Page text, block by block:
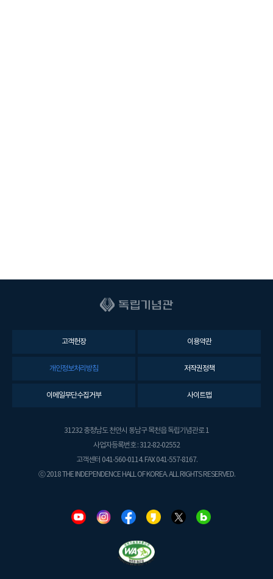
고객헌장 이용약관
개인정보처리방침 저작권정책
이메일무단수집거부 사이트맵
31232 충청남도 천안시 동남구 목천읍 독립기념관로 1
사업자등록번호 : 312-82-02552
고객센터 041-560-0114. FAX 041-557-8167.
ⓒ 2018 THE INDEPENDENCE HALL OF KOREA. ALL RIGHTS RESERVED.